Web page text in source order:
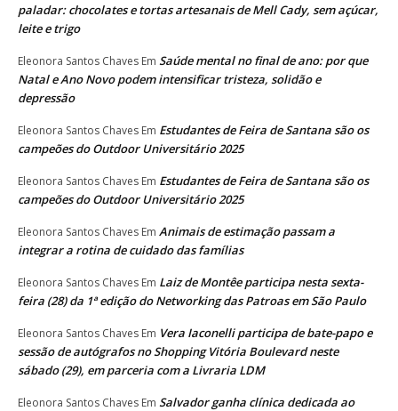
paladar: chocolates e tortas artesanais de Mell Cady, sem açúcar,
leite e trigo
Eleonora Santos Chaves Em Saúde mental no final de ano: por que
Natal e Ano Novo podem intensificar tristeza, solidão e
depressão
Eleonora Santos Chaves Em Estudantes de Feira de Santana são os
campeões do Outdoor Universitário 2025
Eleonora Santos Chaves Em Estudantes de Feira de Santana são os
campeões do Outdoor Universitário 2025
Eleonora Santos Chaves Em Animais de estimação passam a
integrar a rotina de cuidado das famílias
Eleonora Santos Chaves Em Laiz de Montêe participa nesta sexta-
feira (28) da 1ª edição do Networking das Patroas em São Paulo
Eleonora Santos Chaves Em Vera Iaconelli participa de bate-papo e
sessão de autógrafos no Shopping Vitória Boulevard neste
sábado (29), em parceria com a Livraria LDM
Eleonora Santos Chaves Em Salvador ganha clínica dedicada ao